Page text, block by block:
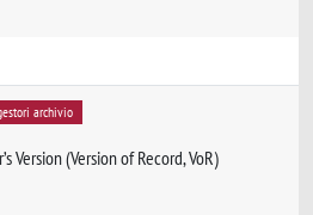
archivio
Version (Version of Record, VoR)